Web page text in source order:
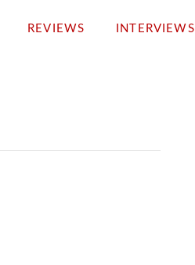
REVIEWS INTERVIEWS